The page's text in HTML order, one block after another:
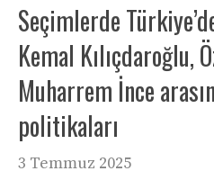
Seçimlerde
Kemal Kılıçdaroğlu,
Muharrem İnce
politikaları
3 Temmuz 2025